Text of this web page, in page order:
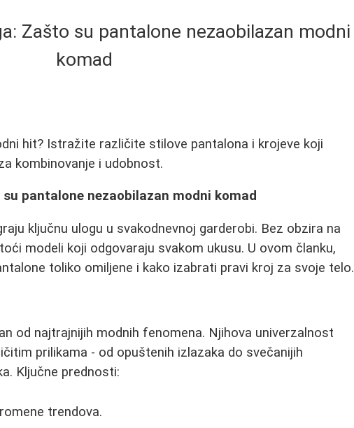
Zašto su pantalone nezaobilazan modni
komad
hit? Istražite različite stilove pantalona i krojeve koji
kombinovanje i udobnost.
pantalone nezaobilazan modni komad
ključnu ulogu u svakodnevnoj garderobi. Bez obzira na
modeli koji odgovaraju svakom ukusu. U ovom članku,
toliko omiljene i kako izabrati pravi kroj za svoje telo.
od najtrajnijih modnih fenomena. Njihova univerzalnost
prilikama - od opuštenih izlazaka do svečanijih
Ključne prednosti:
trendova.